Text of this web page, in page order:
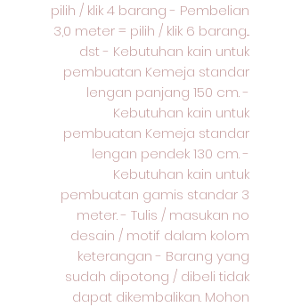
pilih / klik 4 barang - Pembelian
3,0 meter = pilih / klik 6 barang...
dst - Kebutuhan kain untuk
pembuatan Kemeja standar
lengan panjang 150 cm. -
Kebutuhan kain untuk
pembuatan Kemeja standar
lengan pendek 130 cm. -
Kebutuhan kain untuk
pembuatan gamis standar 3
meter. - Tulis / masukan no
desain / motif dalam kolom
keterangan - Barang yang
sudah dipotong / dibeli tidak
dapat dikembalikan. Mohon